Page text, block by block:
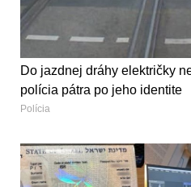
Do jazdnej dráhy električky
polícia pátra po jeho identite
Polícia